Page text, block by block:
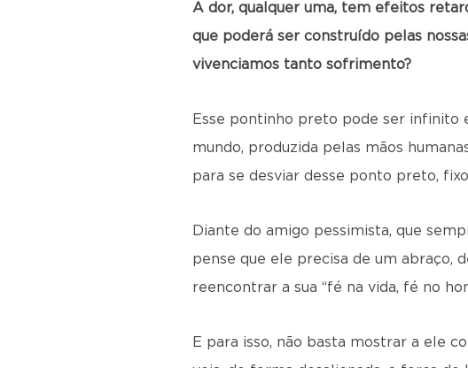
A dor, qualquer uma, tem efeitos
que poderá ser construído pelas
vivenciamos tanto sofrimento?
Esse pontinho preto pode ser infinito
mundo, produzida pelas mãos
para se desviar desse ponto preto,
Diante do amigo pessimista, que
pense que ele precisa de um abraço,
reencontrar a sua “fé na vida, fé no
E para isso, não basta mostrar a ele